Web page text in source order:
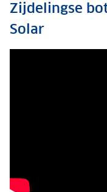
Zijdelingse
Solar